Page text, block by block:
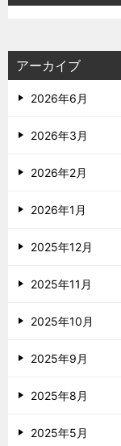
アーカイブ
2026年6月
2026年3月
2026年2月
2026年1月
2025年12月
2025年11月
2025年10月
2025年9月
2025年8月
2025年5月